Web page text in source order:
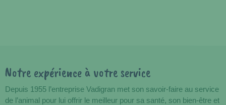
Avantages
Notre expérience à votre service
Depuis 1955 l’entreprise Vadigran met son savoir-faire au service
de l’animal pour lui offrir le meilleur pour sa santé, son bien-être et